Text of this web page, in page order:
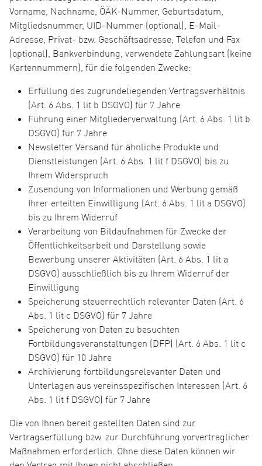
Vorname, Nachname, ÖÄK-Nummer, Geburtsdatum,
Mitgliedsnummer, UID-Nummer (optional), E-Mail-
Adresse, Privat- bzw. Geschäftsadresse, Telefon und Fax
(optional), Bankverbindung, verwendete Zahlungsart (keine
Kartennummern), für die folgenden Zwecke:
Erfüllung des zugrundeliegenden Vertragsverhältnis
(Art. 6 Abs. 1 lit b DSGVO) für 7 Jahre
Führung einer Mitgliederverwaltung (Art. 6 Abs. 1 lit b
DSGVO) für 7 Jahre
Newsletter Versand für ähnliche Produkte und
Dienstleistungen (Art. 6 Abs. 1 lit f DSGVO) bis zu
Ihrem Widerspruch
Zusendung von Informationen und Werbung gemäß
Ihrer erteilten Einwilligung (Art. 6 Abs. 1 lit a DSGVO)
bis zu Ihrem Widerruf
Verarbeitung von Bildaufnahmen für Zwecke der
Öffentlichkeitsarbeit und Darstellung sowie
Bewerbung unserer Aktivitäten (Art. 6 Abs. 1 lit a
DSGVO) ausschließlich bis zu Ihrem Widerruf der
Einwilligung
Speicherung steuerrechtlich relevanter Daten (Art. 6
Abs. 1 lit c DSGVO) für 7 Jahre
Speicherung von Daten zu besuchten
Fortbildungsveranstaltungen (DFP) (Art. 6 Abs. 1 lit c
DSGVO) für 10 Jahre
Archivierung fortbildungsrelevanter Daten und
Unterlagen aus vereinsspezifischen Interessen (Art. 6
Abs. 1 lit f DSGVO) für 7 Jahre
Die von Ihnen bereit gestellten Daten sind zur
Vertragserfüllung bzw. zur Durchführung vorvertraglicher
Maßnahmen erforderlich. Ohne diese Daten können wir